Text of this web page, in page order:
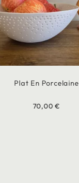
Plat En Porcelaine
70,00 €